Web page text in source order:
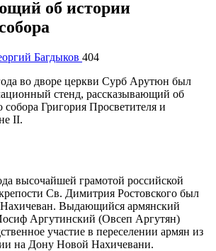
об истории
Багдыков 404
во дворе церкви Сурб Арутюн был
стенд, рассказывающий об
собора Григория Просветителя и
II.
высочайшей грамотой российской
Св. Димитрия Ростовского был
Выдающийся армянский
Аргутинский (Овсеп Аргутян)
участие в переселении армян из
на Дону Новой Нахичевани.